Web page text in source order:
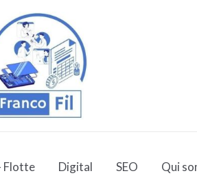
Flotte Digital SEO Qui